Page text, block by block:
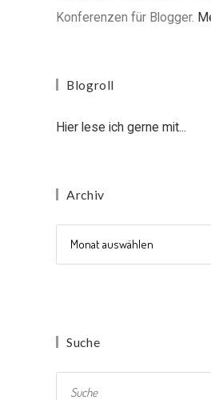
Konferenzen für Blogger.
Blogroll
Hier lese ich gerne mit...
Archiv
Suche